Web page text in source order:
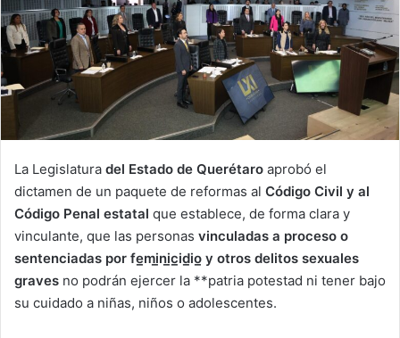
La Legislatura del Estado de Querétaro aprobó el
dictamen de un paquete de reformas al Código Civil y al
Código Penal estatal que establece, de forma clara y
vinculante, que las personas vinculadas a proceso o
sentenciadas por fe̲mi̲ni̲c̲id̲io̲ y otros delitos sexuales
graves no podrán ejercer la **patria potestad ni tener bajo
su cuidado a niñas, niños o adolescentes.